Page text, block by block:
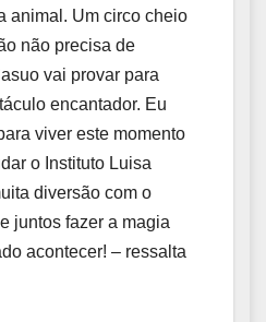
animal. Um circo cheio
não precisa de
vai provar para
encantador. Eu
viver este momento
o Instituto Luisa
diversão com o
juntos fazer a magia
acontecer! – ressalta